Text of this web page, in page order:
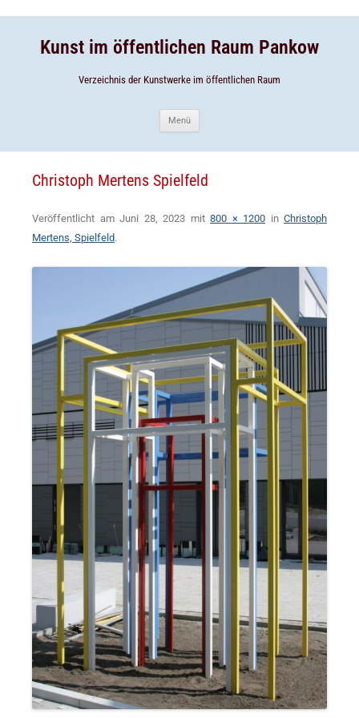
Inhalt
Zum
springenKunst im öffentlichen Raum Pankow
Verzeichnis der Kunstwerke im öffentlichen Raum
Menü
Christoph Mertens Spielfeld
Veröffentlicht am Juni 28, 2023 mit 800 × 1200 in Christoph
Mertens, Spielfeld.